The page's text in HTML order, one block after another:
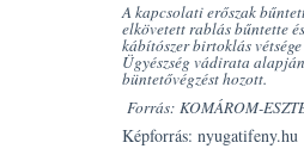
A kapcsolati erőszak
elkövetett rablás bűntette
kábítószer birtoklás
Ügyészség vádirata
büntetővégzést hozott.
Forrás: KOMÁROM-
Képforrás: nyugatifeny.hu